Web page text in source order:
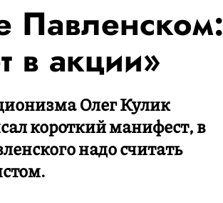
Павленском:
в акции»
Олег Кулик
короткий манифест, в
надо считать